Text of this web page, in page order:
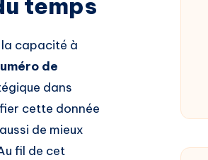
la capacité à
de
dans
cette donnée
de mieux
fil de cet